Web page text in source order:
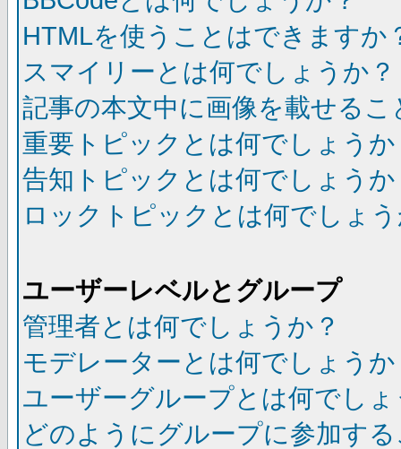
HTMLを使うことはできますか
スマイリーとは何でしょうか？
記事の本文中に画像を載せる
重要トピックとは何でしょうか
告知トピックとは何でしょうか
ロックトピックとは何でしょ
ユーザーレベルとグループ
管理者とは何でしょうか？
モデレーターとは何でしょうか
ユーザーグループとは何でし
どのようにグループに参加す